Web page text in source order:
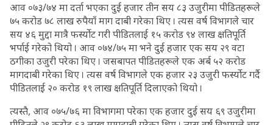
आव ०७३/७४ मा दर्ता भएका दुई हजार तीन सय ८३ उजुरीमा पीडितहरूले
७५ करोड ७८ लाख रुपैयाँ माग दाबी गरेका थिए । त्यस वर्ष विभागले चार
सय ४६ मुद्दा मात्रै फर्स्योट गरी पीडितलाई १५ करोड ९४ लाख क्षतिपूर्ति
भर्पाई गरेको थियो । आव ०७४/७५ मा भने दुई हजार एक सय २९ वटा
ठगीका उजुरी परेका थिए । जसबापत पीडितहरूले एक अर्ब ५२ करोड
मागदाबी गरेका थिए । त्यस वर्ष विभागले एक हजार २३ उजुरी फर्स्योट गर्दै
पीडितलाई २० करोड १९ लाख क्षतिपूर्ति दिलाएको थियो ।
त्यस्तै, आव ०७५/७६ मा विभागमा परेका एक हजार दुई सय ६९ उजुरीमा